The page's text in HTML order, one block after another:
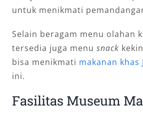
untuk menikmati
Selain beragam menu olahan
tersedia juga menu snack
bisa menikmati makanan khas
ini.
Fasilitas Museum